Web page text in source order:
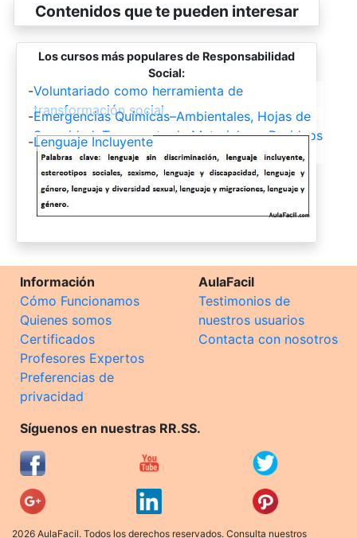
Contenidos que te pueden interesar
Los cursos más populares de Responsabilidad
Social:
-Voluntariado como herramienta de
transformación social
-Emergencias Químicas–Ambientales, Hojas de
Seguridad, Transporte de Materiales y Residuos
Peligrosos, Principios de Toxicología
-Lenguaje Incluyente
Información
Cómo Funcionamos
Quienes somos
Certificados
Profesores Expertos
Preferencias de
privacidad
AulaFacil
Testimonios de
nuestros usuarios
Contacta con nosotros
Síguenos en nuestras RR.SS.
2026 AulaFacil. Todos los derechos reservados. Consulta nuestros